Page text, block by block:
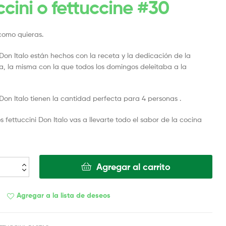
o fettuccine #30
quieras.
Italo están hechos con la receta y la dedicación de la
la misma con la que todos los domingos deleitaba a la
Italo tienen la cantidad perfecta para 4 personas .
fettuccini Don Italo vas a llevarte todo el sabor de la cocina
Agregar al carrito
Agregar a la lista de deseos